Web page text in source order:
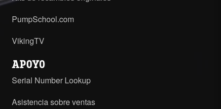
PumpSchool.com
VikingTV
APOYO
Serial Number Lookup
Asistencia sobre ventas